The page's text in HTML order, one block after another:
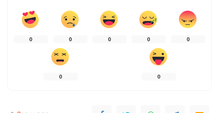
0 0 0 0 0
0 0